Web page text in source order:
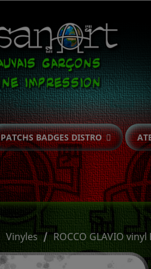
PATCHS BADGES DISTRO
Vinyles ROCCO GLAVIO